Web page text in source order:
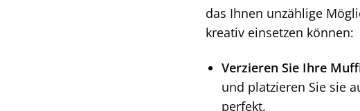
das Ihnen unzählige
kreativ einsetzen können:
Verzieren Sie Ihre
und platzieren Sie sie
perfekt.